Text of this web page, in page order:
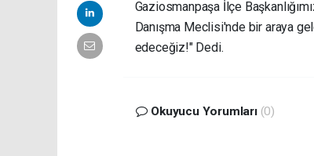
Gaziosmanpaşa İlçe
Danışma Meclisi'nde bir araya
edeceğiz!" Dedi.
Okuyucu Yorumları (0)